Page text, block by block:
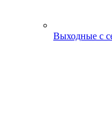
Выходные с